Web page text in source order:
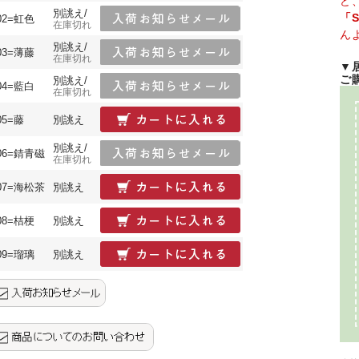
ん
▼
ご
虹色 別誂え/
在庫切れ
薄藤 別誂え/
在庫切れ
藍白 別誂え/
在庫切れ
藤 別誂え
錆青磁 別誂え/
在庫切れ
海松茶 別誂え
桔梗 別誂え
瑠璃 別誂え